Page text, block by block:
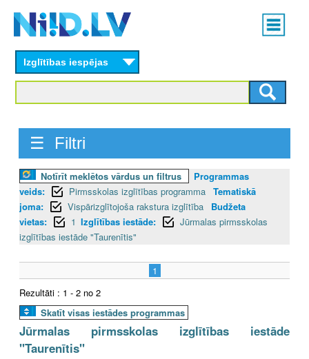
content
Main
menu
Izglītības iespējas
☰ Filtri
Notīrīt meklētos vārdus un filtrus
Programmas
veids:
Pirmsskolas izglītības programma Tematiskā
joma:
Vispārizglītojoša rakstura izglītība
Budžeta
vietas:
1 Izglītības iestāde:
Jūrmalas pirmsskolas
izglītības iestāde "Taurenītis"
1
Rezultāti : 1 - 2 no 2
Skatīt visas iestādes programmas
Jūrmalas pirmsskolas izglītības iestāde
"Taurenītis"